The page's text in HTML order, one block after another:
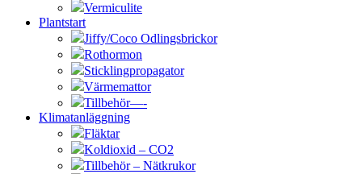
Vermiculite
Plantstart
Jiffy/Coco Odlingsbrickor
Rothormon
Sticklingpropagator
Värmemattor
Tillbehör—-
Klimatanläggning
Fläktar
Koldioxid – CO2
Tillbehör – Nätkrukor